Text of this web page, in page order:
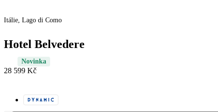
Itálie, Lago di Como
Hotel Belvedere
Novinka
28 599 Kč